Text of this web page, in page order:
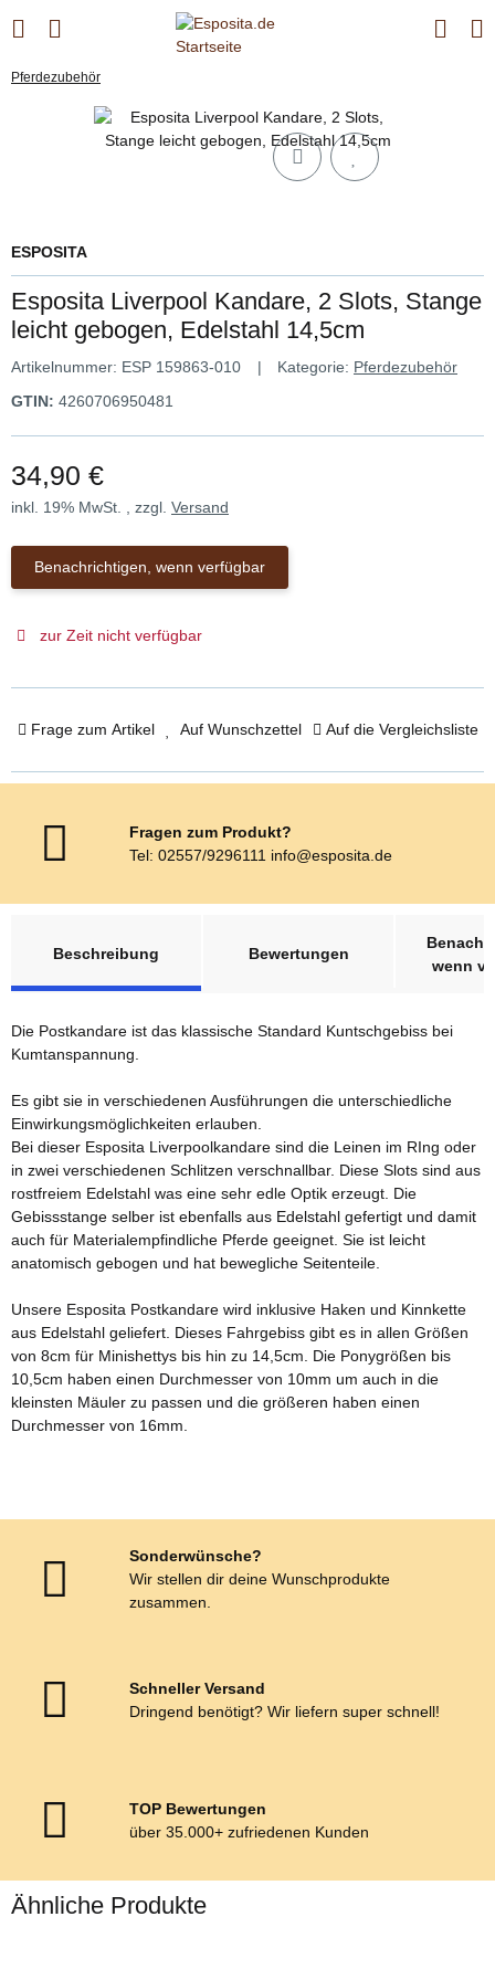
Pferdezubehör
ESPOSITA
Esposita Liverpool Kandare, 2 Slots, Stange
leicht gebogen, Edelstahl 14,5cm
Artikelnummer: ESP 159863-010 Kategorie: Pferdezubehör
GTIN: 4260706950481
34,90 €
inkl. 19% MwSt. , zzgl. Versand
Benachrichtigen, wenn verfügbar
zur Zeit nicht verfügbar
Frage zum Artikel Auf Wunschzettel Auf die Vergleichsliste
Fragen zum Produkt?
Tel: 02557/9296111 info@esposita.de
Beschreibung
Bewertungen
wenn
Die Postkandare ist das klassische Standard Kuntschgebiss bei
Kumtanspannung.
Es gibt sie in verschiedenen Ausführungen die unterschiedliche
Einwirkungsmöglichkeiten erlauben.
Bei dieser Esposita Liverpoolkandare sind die Leinen im RIng oder
in zwei verschiedenen Schlitzen verschnallbar. Diese Slots sind aus
rostfreiem Edelstahl was eine sehr edle Optik erzeugt. Die
Gebissstange selber ist ebenfalls aus Edelstahl gefertigt und damit
auch für Materialempfindliche Pferde geeignet. Sie ist leicht
anatomisch gebogen und hat bewegliche Seitenteile.
Unsere Esposita Postkandare wird inklusive Haken und Kinnkette
aus Edelstahl geliefert. Dieses Fahrgebiss gibt es in allen Größen
von 8cm für Minishettys bis hin zu 14,5cm. Die Ponygrößen bis
10,5cm haben einen Durchmesser von 10mm um auch in die
kleinsten Mäuler zu passen und die größeren haben einen
Durchmesser von 16mm.
Sonderwünsche?
Wir stellen dir deine Wunschprodukte
zusammen.
Schneller Versand
Dringend benötigt? Wir liefern super schnell!
TOP Bewertungen
über 35.000+ zufriedenen Kunden
Ähnliche Produkte